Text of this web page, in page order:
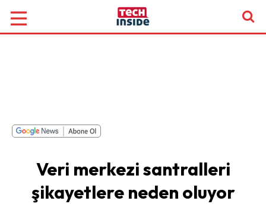
Veri merkezi santralleri
şikayetlere neden oluyor